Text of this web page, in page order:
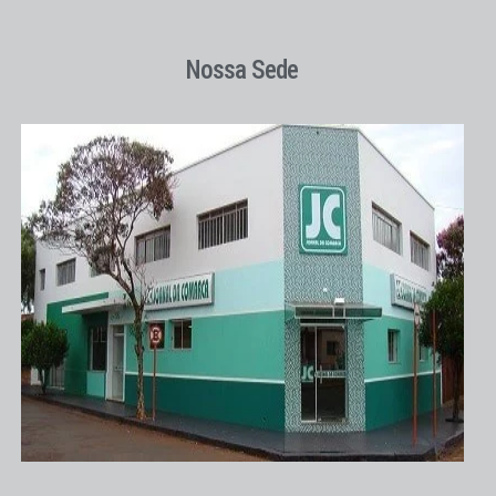
Nossa Sede